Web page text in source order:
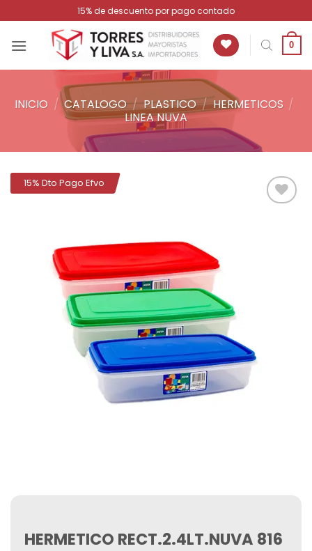
al
contenido
15% de descuento por pago contado
0
INICIO / CATALOGO / PLASTICO / HERMETICOS /
LINEA NUVA
15% Dto Pago Efvo
HERMETICO RECT.2.4LT.NUVA 816